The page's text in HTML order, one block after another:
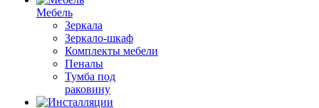
Мебель
Зеркала
Зеркало-шкаф
Комплекты мебели
Пеналы
Тумба под
раковину